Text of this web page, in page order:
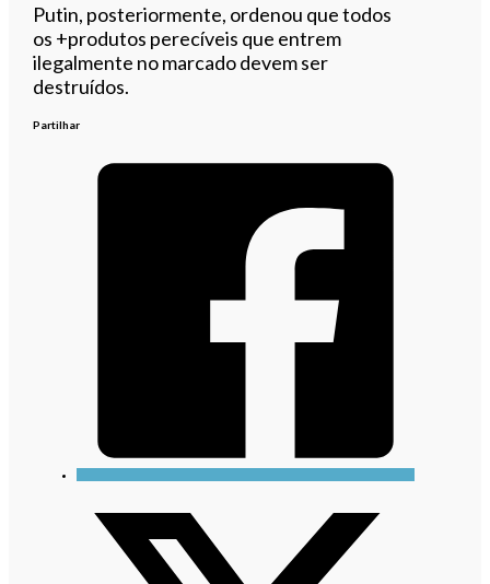
Putin, posteriormente, ordenou que todos
os +produtos perecíveis que entrem
ilegalmente no marcado devem ser
destruídos.
Partilhar